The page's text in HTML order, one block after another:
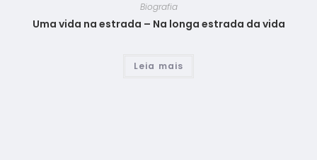
Biografia
Uma vida na estrada – Na longa estrada da vida
Leia mais